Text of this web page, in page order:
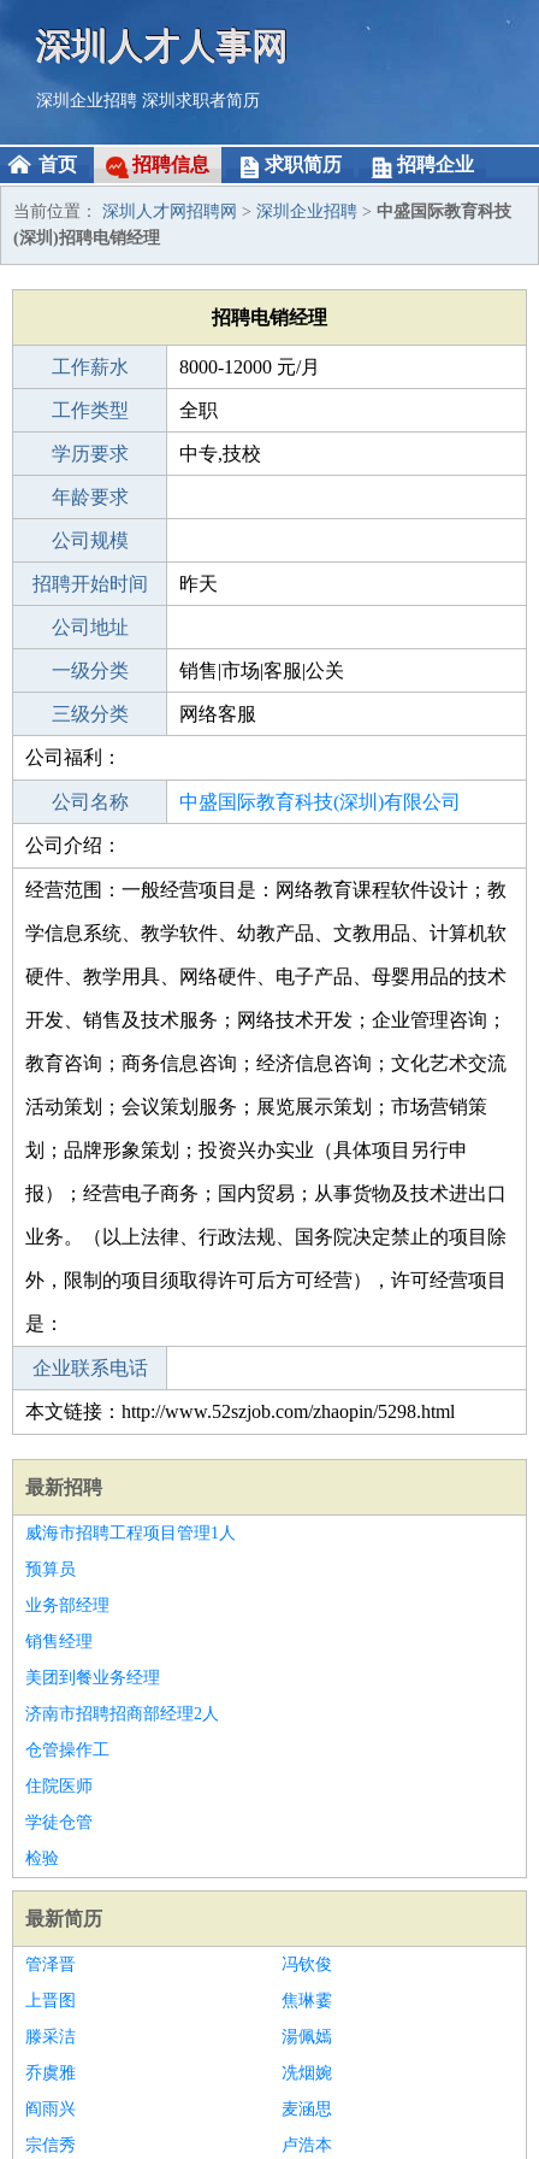
深圳人才人事网
深圳企业招聘 深圳求职者简历
首页 招聘信息 求职简历 招聘企业
当前位置： 深圳人才网招聘网 > 深圳企业招聘 > 中盛国际教育科技
(深圳)招聘电销经理
招聘电销经理
工作薪水 8000-12000 元/月
招聘人数 1人
工作类型 全职
性别要求 -
学历要求 中专,技校
工作经验
年龄要求
工作地点
公司规模
公司电话
招聘开始时间 昨天
招聘结束时间
公司地址
一级分类 销售|市场|客服|公关
二级分类 客服
三级分类 网络客服
其他行业
公司福利：
公司名称 中盛国际教育科技(深圳)有限公司
公司类型
公司介绍：
经营范围：一般经营项目是：网络教育课程软件设计；教
学信息系统、教学软件、幼教产品、文教用品、计算机软
硬件、教学用具、网络硬件、电子产品、母婴用品的技术
开发、销售及技术服务；网络技术开发；企业管理咨询；
教育咨询；商务信息咨询；经济信息咨询；文化艺术交流
活动策划；会议策划服务；展览展示策划；市场营销策
划；品牌形象策划；投资兴办实业（具体项目另行申
报）；经营电子商务；国内贸易；从事货物及技术进出口
业务。（以上法律、行政法规、国务院决定禁止的项目除
外，限制的项目须取得许可后方可经营），许可经营项目
是：
企业联系电话
本文链接：http://www.52szjob.com/zhaopin/5298.html
最新招聘
威海市招聘工程项目管理1人
预算员
业务部经理
销售经理
美团到餐业务经理
济南市招聘招商部经理2人
仓管操作工
住院医师
学徒仓管
检验
最新简历
管泽晋
冯钦俊
上晋图
焦琳霎
滕采洁
湯佩嫣
乔虞雅
冼烟婉
阎雨兴
麦涵思
宗信秀
卢浩本